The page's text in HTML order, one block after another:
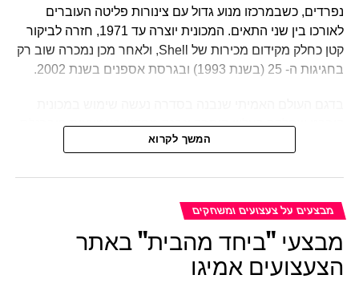
נפרדים, כשבמרכזו מנוע גדול עם צינורות פליטה העוברים
לאורכו בין שני התאים. המכונית יוצרה עד 1971, חזרה לביקור
קטן כחלק מקידום מכירות של Shell, ולאחר מכן נמכרה שוב רק
בחגיגות ה- 25 (בשנת 1993) ובגרסת אספנים בשנת 2002.
קורבט שחלקה העליון הוסרה ונבנה מחדש באמצעות פיברגלס.
תאי הזכוכית שהותאמו הותקנו על ציר לפתיחה קדימה ואחורה,
מרשימה, ואת הרכב, כולל רישיון הרכב שלו בארה"ב, ניתןכעת
לרכוש במחיר של 150,00 דולר
.
המשחק הוט ווליס הוא משחק להרכבת מסלול מירוצים אליו
משוגרות מכוניות באמצעות משגר. המטרה היא לאתגר את
המכוניות במסלולים מורכבים ככל הניתן ואף לקיים תחרויות בין
המשך לקרוא
מבצעים על צעצועים ומשחקים
מבצעי "ביחד מהבית" באתר
הצעצועים אמיגו